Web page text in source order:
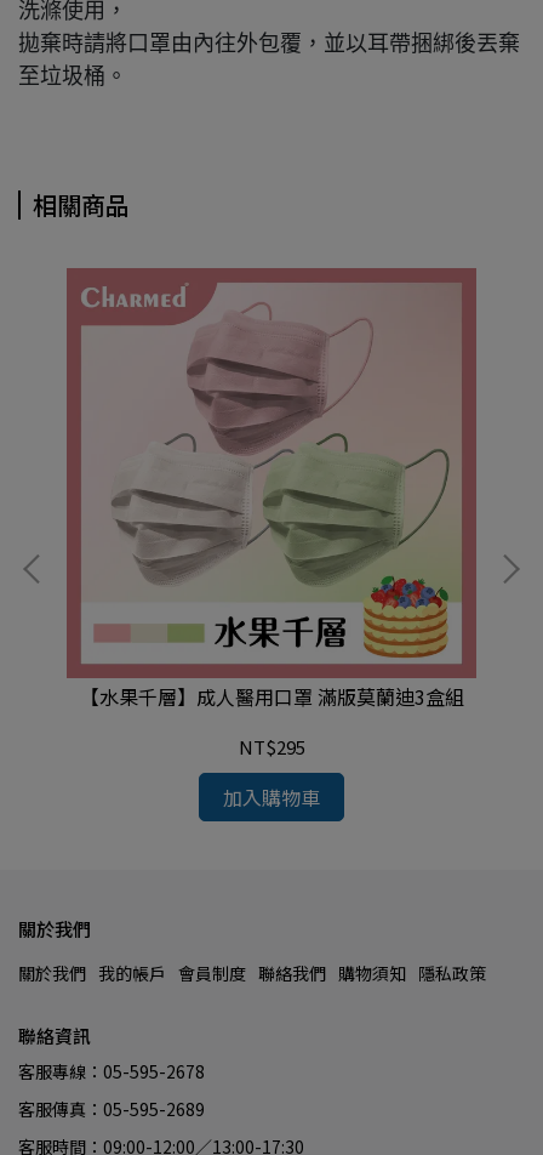
洗滌使用，
拋棄時請將口罩由內往外包覆，並以耳帶捆綁後丟棄
至垃圾桶。
相關商品
【水果千層】成人醫用口罩 滿版莫蘭迪3盒組
NT$295
加入購物車
關於我們
關於我們 我的帳戶 會員制度 聯絡我們 購物須知 隱私政策
聯絡資訊
客服專線：05-595-2678
客服傳真：05-595-2689
客服時間：09:00-12:00／13:00-17:30